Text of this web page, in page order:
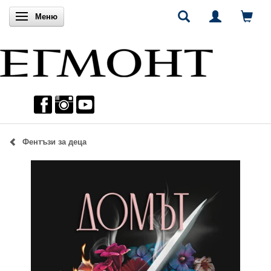
Включи навигацията
Меню
Фентъзи за деца